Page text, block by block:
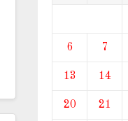
6 7
13 14
20 21